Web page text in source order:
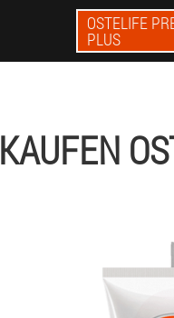
OSTELIFE
PLUS
KAUFEN